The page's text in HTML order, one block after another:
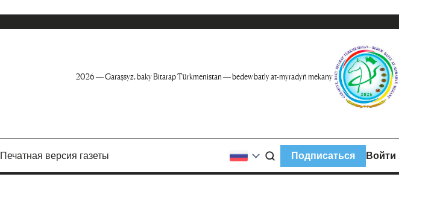
2026 — Garaşsyz, baky Bitarap Türkmenistan — bedew batly at-myradyň mekany
Печатная версия газеты Подписаться Войти